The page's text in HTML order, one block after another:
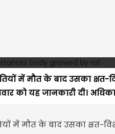
में मौत के बाद उसका क्षत-
को यह जानकारी दी।
में मौत के बाद उसका क्षत-